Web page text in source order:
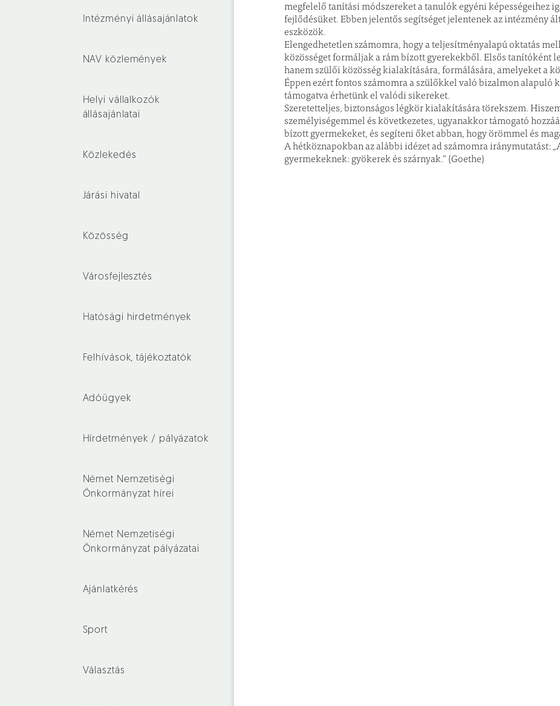
Intézményi állásajánlatok
NAV közlemények
Helyi vállalkozók
állásajánlatai
Közlekedés
Járási hivatal
Közösség
Városfejlesztés
Hatósági hirdetmények
Felhívások, tájékoztatók
Adóügyek
Hírdetmények / pályázatok
Német Nemzetiségi
Önkormányzat hírei
Német Nemzetiségi
Önkormányzat pályázatai
Ajánlatkérés
Sport
Választás
megfelelő tanítási módszereket a tanulók egyéni képességeihez
fejlődésüket. Ebben jelentős segítséget jelentenek az intézmény
eszközök.
Elengedhetetlen számomra, hogy a teljesítményalapú oktatás
közösséget formáljak a rám bízott gyerekekből. Elsős tanítóként
hanem szülői közösség kialakítására, formálására, amelyeket a
Éppen ezért fontos számomra a szülőkkel való bizalmon alapuló
támogatva érhetünk el valódi sikereket.
Szeretetteljes, biztonságos légkör kialakítására törekszem.
személyiségemmel és következetes, ugyanakkor támogató
bízott gyermekeket, és segíteni őket abban, hogy örömmel és
A hétköznapokban az alábbi idézet ad számomra iránymutatást:
gyermekeknek: gyökerek és szárnyak.” (Goethe)